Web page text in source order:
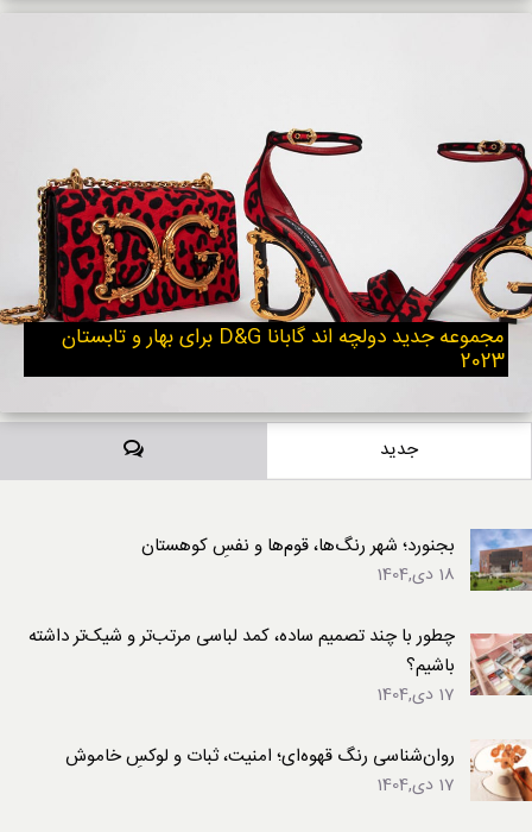
مجموعه جدید دولچه اند گابانا D&G برای بهار و تابستان
2023
جدید دیدگاه‌ها
بجنورد؛ شهر رنگ‌ها، قوم‌ها و نفسِ کوهستان
18 دی,1404
چطور با چند تصمیم ساده، کمد لباسی مرتب‌تر و شیک‌تر داشته
باشیم؟
17 دی,1404
روان‌شناسی رنگ قهوه‌ای؛ امنیت، ثبات و لوکسِ خاموش
17 دی,1404